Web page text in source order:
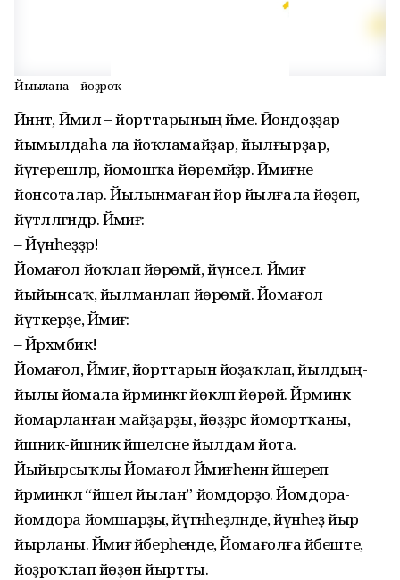
Йығылғанға – йоҙроҡ
Йәннәт, Йәмил – йорттарының йәме. Йондоҙҙар
йымылдаһа ла йоҡла­майҙар, йылғырҙар,
йүгерешәләр, йомошҡа йөрөмәйҙәр. Йәмиғәне
йонсоталар. Йылынмаған йор йылғала йөҙөп,
йүтәлләгәндәр. Йәмиғә:
– Йүнһеҙҙәр!
Йомағол йоҡлап йөрөмәй, йүнсел. Йәмиғә
йыйынсаҡ, йылманлап йөрө­мәй. Йомағол
йүткерҙе, Йәмиғә:
– Йәрхәмбикә!
Йомағол, Йәмиғә, йорттарын йоҙаҡ­лап, йылдың-
йылы йомала йәрминкәгә йөкләп йөрөй. Йәрминкә
йомарланған майҙарҙы, йөҙҙәрсә йомортҡаны,
йәшник-йәшник йәшелсәне йылдам йота.
Йыйырсыҡлы Йомағол Йәмиғәһенән йәшереп
йәрминкәлә “йәшел йылан” йомдорҙо. Йомдора-
йомдора йом­шарҙы, йүгәнһеҙләнде, йүнһеҙ йыр
йырланы. Йәмиғә йәберһенде, Йома­ғолға йәбеште,
йоҙроҡлап йөҙөн йыртты.